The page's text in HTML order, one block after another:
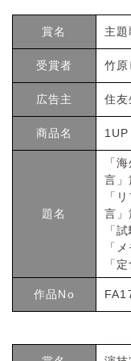
賞名 主
受賞者 竹原
広告主 住友
商品名 1UP
題名
「
言」
「
言
「
「
「
作品No